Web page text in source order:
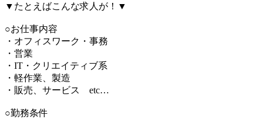
▼たとえばこんな求人が！▼
○お仕事内容
・オフィスワーク・事務
・営業
・IT・クリエイティブ系
・軽作業、製造
・販売、サービス etc…
○勤務条件